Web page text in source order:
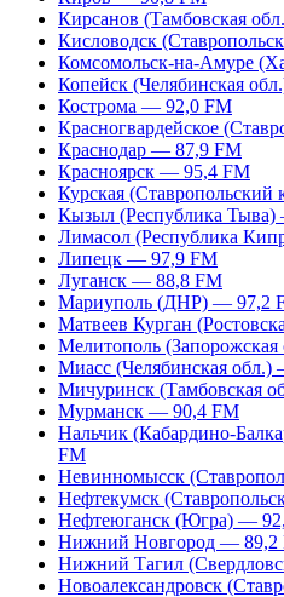
Кирсанов (Тамбовская
Кисловодск
Комсомольск-на-Амуре
Копейск (Челябинская
Кострома — 92,0 FM
Красногвардейское
Краснодар — 87,9 FM
Красноярск — 95,4 FM
Курская
Кызыл (Республика
Лимасол (Республика
Липецк — 97,9 FM
Луганск — 88,8 FM
Мариуполь (ДНР) — 97,2
Матвеев Курган
Мелитополь
Миасс (Челябинская
Мичуринск (Тамбовская
Мурманск — 90,4 FM
Нальчик (Кабардино-
FM
Невинномысск
Нефтекумск
Нефтеюганск (Югра) —
Нижний Новгород — 89,2
Нижний Тагил
Новоалександровск